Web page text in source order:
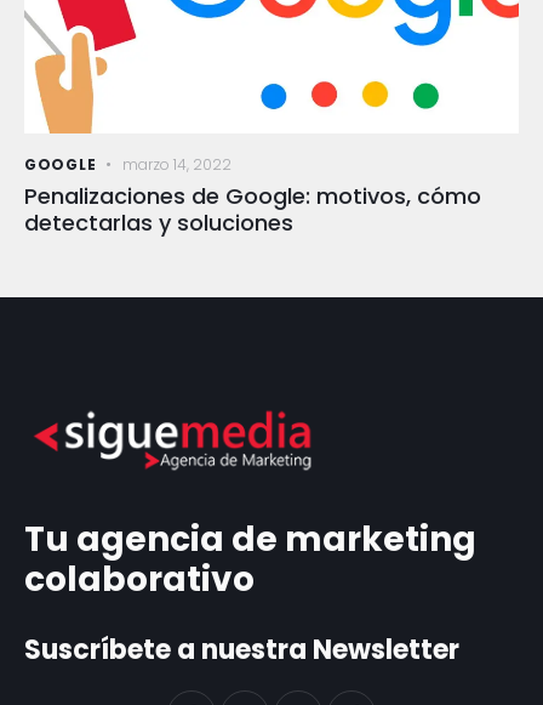
GOOGLE marzo 14, 2022
Penalizaciones de Google: motivos, cómo
detectarlas y soluciones
Tu agencia de marketing
colaborativo
Suscríbete a nuestra Newsletter